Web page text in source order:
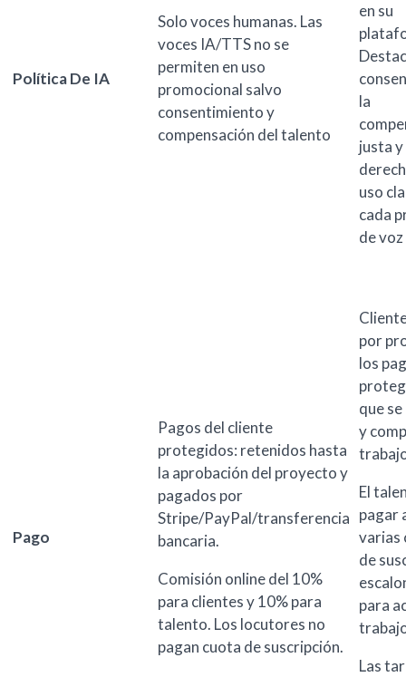
Política De IA
Solo voces humanas. Las
voces IA/TTS no se
permiten en uso
promocional salvo
consentimiento y
compensación del talento
en su
la
justa
uso
cada
de
Pago
Pagos del cliente
protegidos: retenidos hasta
la aprobación del proyecto y
pagados por
Stripe/PayPal/transferencia
bancaria.
Comisión online del 10%
para clientes y 10% para
talento. Los locutores no
pagan cuota de suscripción.
por
los
que
y
El
pagar
varias
de
para
Las